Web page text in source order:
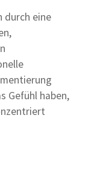
durch eine
Gefühl haben,